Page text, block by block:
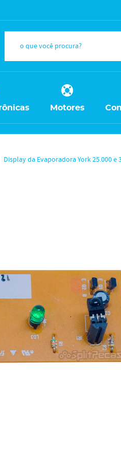
Motores
Display da Evaporadora York 25.000 e